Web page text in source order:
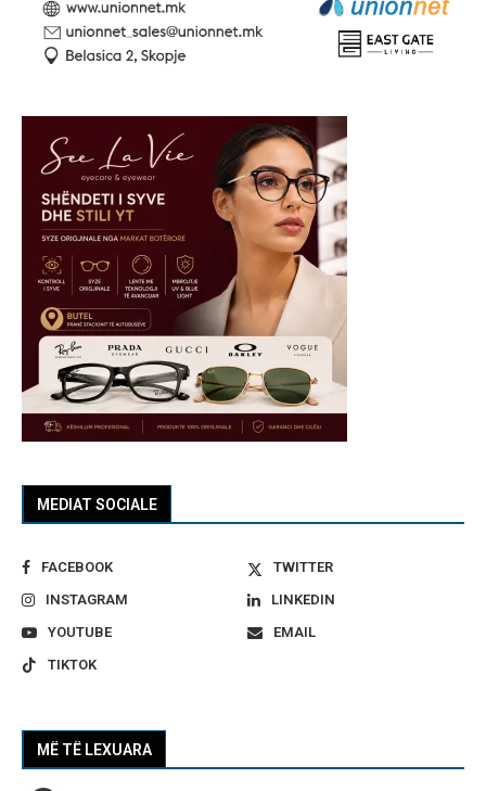
MEDIAT SOCIALE
FACEBOOK
TWITTER
INSTAGRAM
LINKEDIN
YOUTUBE
EMAIL
TIKTOK
MË TË LEXUARA